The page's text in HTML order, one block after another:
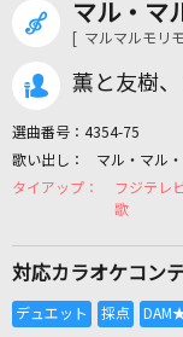
リアル
マル・マ
[ マルマルモリ
薫と友樹、
選曲番号： 4354-75
マル・マル
フジテレ
歌
対応カラオケコン